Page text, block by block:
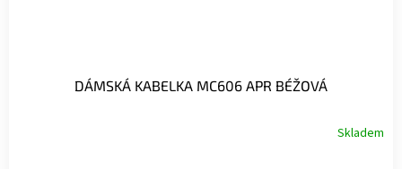
DÁMSKÁ KABELKA MC606 APR BÉŽOVÁ
Skladem